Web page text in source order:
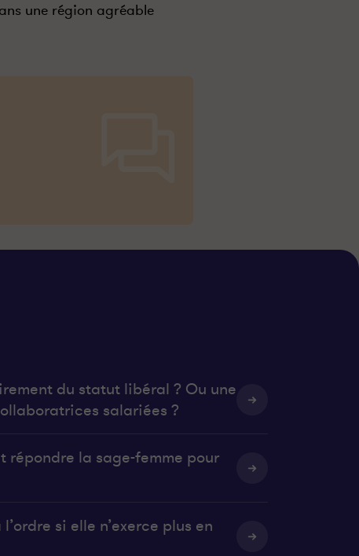
une région agréable
du statut libéral ? Ou une
salariées ?
répondre la sage-femme pour
si elle n’exerce plus en